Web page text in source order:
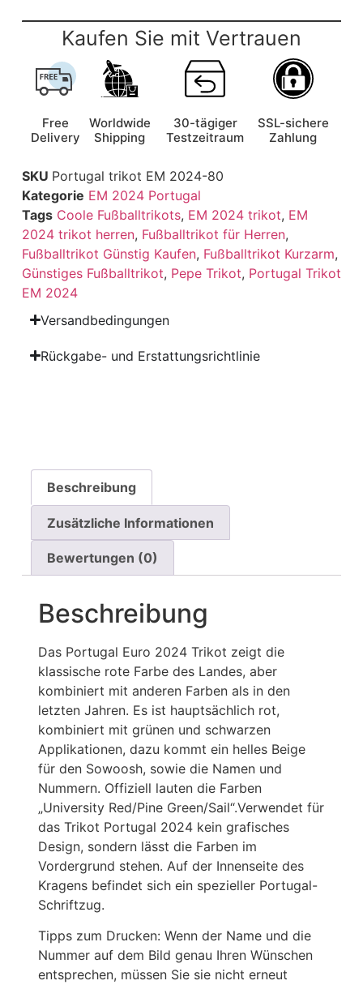
Kaufen Sie mit Vertrauen
Free
Delivery
Worldwide
Shipping
30-tägiger
Testzeitraum
SSL-sichere
Zahlung
SKU Portugal trikot EM 2024-80
Kategorie EM 2024 Portugal
Tags Coole Fußballtrikots, EM 2024 trikot, EM
2024 trikot herren, Fußballtrikot für Herren,
Fußballtrikot Günstig Kaufen, Fußballtrikot Kurzarm,
Günstiges Fußballtrikot, Pepe Trikot, Portugal Trikot
EM 2024
Versandbedingungen
Rückgabe- und Erstattungsrichtlinie
Beschreibung
Zusätzliche Informationen
Bewertungen (0)
Beschreibung
Das Portugal Euro 2024 Trikot zeigt die
klassische rote Farbe des Landes, aber
kombiniert mit anderen Farben als in den
letzten Jahren. Es ist hauptsächlich rot,
kombiniert mit grünen und schwarzen
Applikationen, dazu kommt ein helles Beige
für den Sowoosh, sowie die Namen und
Nummern. Offiziell lauten die Farben
„University Red/Pine Green/Sail“.Verwendet für
das Trikot Portugal 2024 kein grafisches
Design, sondern lässt die Farben im
Vordergrund stehen. Auf der Innenseite des
Kragens befindet sich ein spezieller Portugal-
Schriftzug.
Tipps zum Drucken: Wenn der Name und die
Nummer auf dem Bild genau Ihren Wünschen
entsprechen, müssen Sie sie nicht erneut